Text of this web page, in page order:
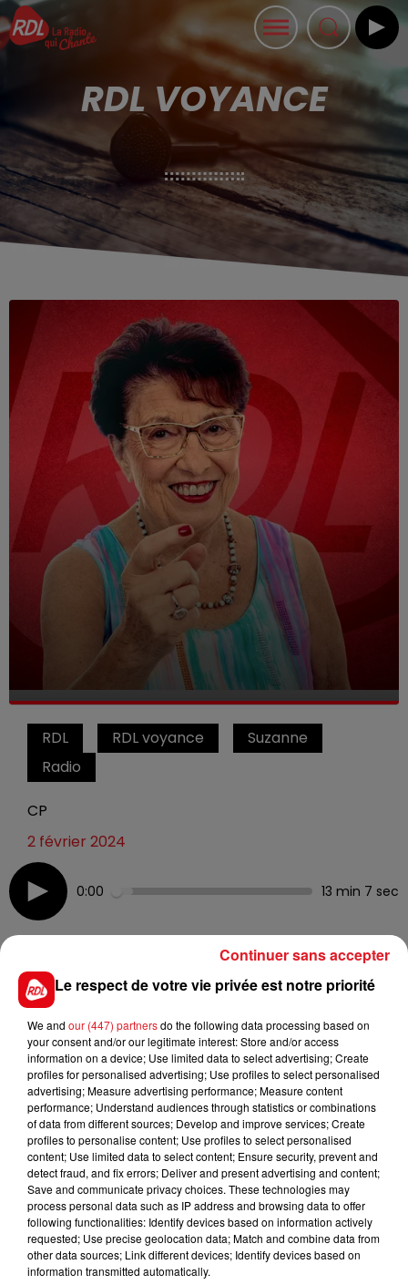
RDL VOYANCE
RDL RDL voyance
Suzanne
Radio
CP
2 février 2024
0:00 13 min 7 sec
6 février 2024 - 13 min 7 sec
RDL VOYANCE
Tous les vendredis 12h-13h Suzanne vous révele votre
avenir surRDL
TITRES DIFFUSÉS
Le respect de votre vie privée est notre priorité
We and our (447) partnersdo the following data processing based on
your consent and/or our legitimate interest: Store and/or access
information on a device; Use limited data to select advertising; Create
profiles for personalised advertising; Use profiles to select personalised
advertising; Measure advertising performance; Measure content
performance; Understand audiences through statistics or combinations
of data from different sources; Develop and improve services; Create
profiles to personalise content; Use profiles to select personalised
content; Use limited data to select content; Ensure security, prevent and
detect fraud, and fix errors; Deliver and present advertising and content;
Save and communicate privacy choices. These technologies may
process personal data such as IP address and browsing data to offer
following functionalities: Identify devices based on information actively
requested; Use precise geolocation data; Match and combine data from
other data sources; Link different devices; Identify devices based on
information transmitted automatically.
Continuer sans accepter